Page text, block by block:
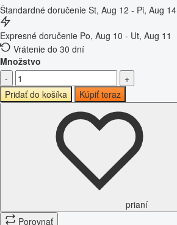
Štandardné doručenie St, Aug 12 - Pi, Aug 14
Expresné doručenie Po, Aug 10 - Ut, Aug 11
Vrátenie do 30 dní
Množstvo
-
+
Pridať do košíka
Kúpiť teraz
prianí
Porovnať